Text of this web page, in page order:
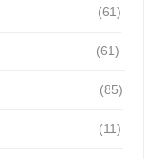
(61)
(61)
(85)
(11)